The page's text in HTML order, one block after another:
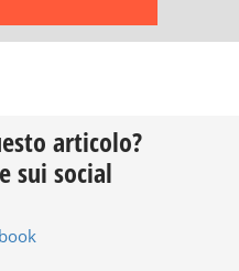
articolo?
sui social